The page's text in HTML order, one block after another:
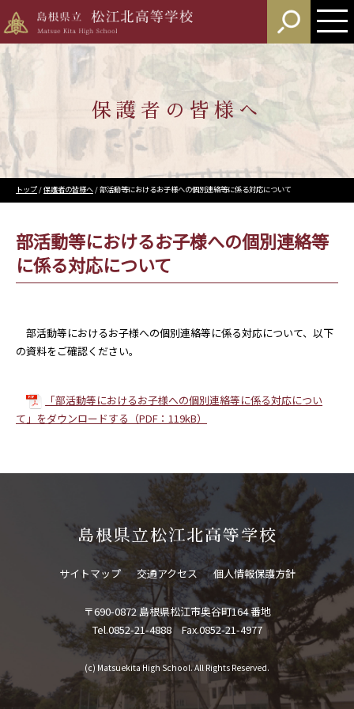
保護者の皆様へ
現
在
位
置：
トップ/保護者の皆様へ/部活動等におけるお子様への個別連絡等に係る対応について
部活動等におけるお子様への個別連絡等
に係る対応について
部活動等におけるお子様への個別連絡等に係る対応について、以下
の資料をご確認ください。
「部活動等におけるお子様への個別連絡等に係る対応につい
て」をダウンロードする（PDF：119kB）
島根県立松江北高等学校
サイトマップ 交通アクセス 個人情報保護方針
〒690-0872 島根県松江市奥谷町164 番地
Tel.0852-21-4888 Fax.0852-21-4977
(c) Matsuekita High School. All Rights Reserved.